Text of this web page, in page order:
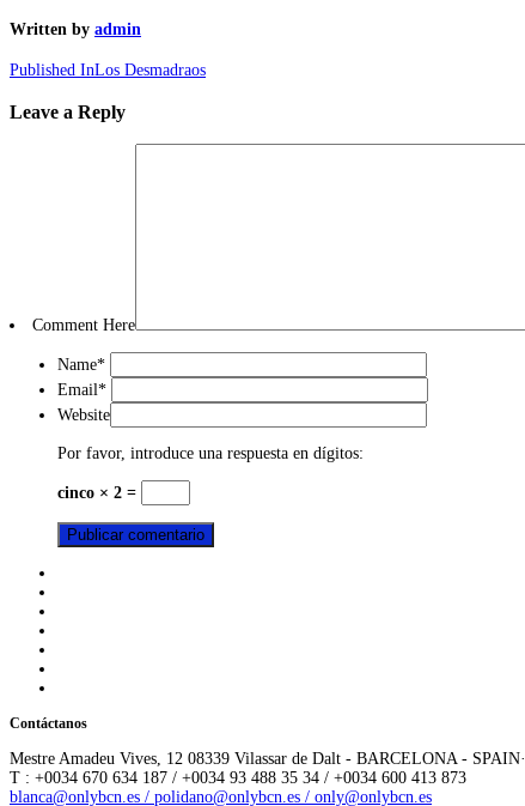
Written by admin
Published InLos Desmadraos
Leave a Reply
Comment Here
Name*
Email*
Website
Por favor, introduce una respuesta en dígitos:
cinco × 2 =
Contáctanos
Mestre Amadeu Vives, 12 08339 Vilassar de Dalt - BARCELONA - SPAIN·
T : +0034 670 634 187 / +0034 93 488 35 34 / +0034 600 413 873
blanca@onlybcn.es / polidano@onlybcn.es / only@onlybcn.es